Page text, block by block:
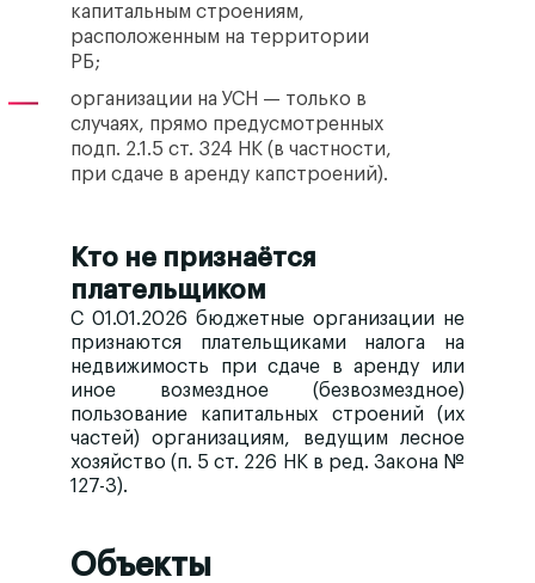
капитальным строениям,
расположенным на территории
РБ;
организации на УСН — только в
случаях, прямо предусмотренных
подп. 2.1.5 ст. 324 НК (в частности,
при сдаче в аренду капстроений).
Кто не признаётся
плательщиком
С 01.01.2026 бюджетные организации не
признаются плательщиками налога на
недвижимость при сдаче в аренду или
иное возмездное (безвозмездное)
пользование капитальных строений (их
частей) организациям, ведущим лесное
хозяйство (п. 5 ст. 226 НК в ред. Закона №
127-З).
Объекты